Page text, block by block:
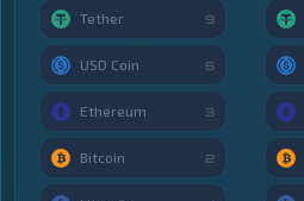
Tether 9
USD Coin 5
Ethereum 3
Bitcoin 2